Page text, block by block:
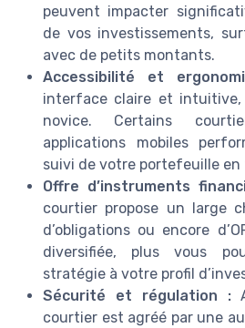
peuvent impacter
de vos investissements,
avec de petits montants.
Accessibilité et
interface claire et
novice. Certains
applications mobiles
suivi de votre portefeuille en
Offre d’instruments
courtier propose un large
d’obligations ou encore
diversifiée, plus vous
stratégie à votre profil
Sécurité et régulation :
courtier est agréé par une